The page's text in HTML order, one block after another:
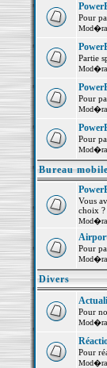
Pour
Partie
Pour
Pour
Bureau
Vous
choix ?
Pour
Divers
Pour
Pour